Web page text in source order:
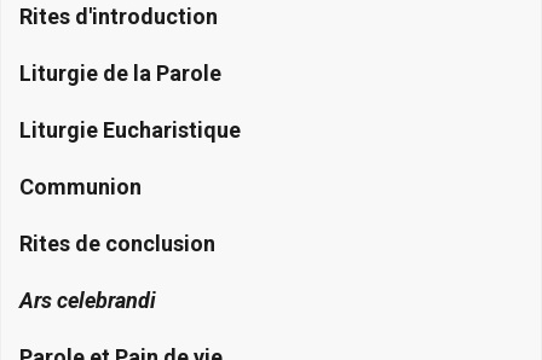
Rites d'introduction
Liturgie de la Parole
Liturgie Eucharistique
Communion
Rites de conclusion
Ars celebrandi